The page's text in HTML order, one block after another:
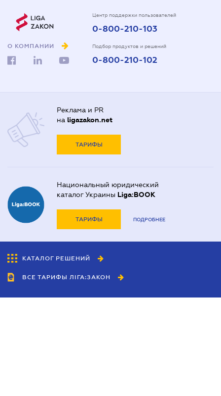
О КОМПАНИИ
Центр поддержки пользователей
0-800-210-103
Подбор продуктов и решений
0-800-210-102
Реклама и PR
на ligazakon.net
ТАРИФЫ
Национальный юридический
каталог Украины Liga:BOOK
ТАРИФЫ ПОДРОБНЕЕ
КАТАЛОГ РЕШЕНИЙ
ВСЕ ТАРИФЫ ЛІГА:ЗАКОН